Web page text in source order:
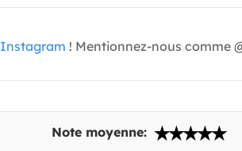
Instagram ! Mentionnez-nous comme
Note moyenne: